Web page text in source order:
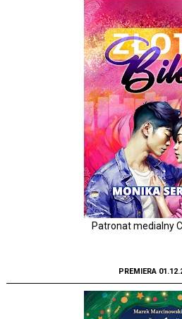
Patronat medialny
PREMIERA